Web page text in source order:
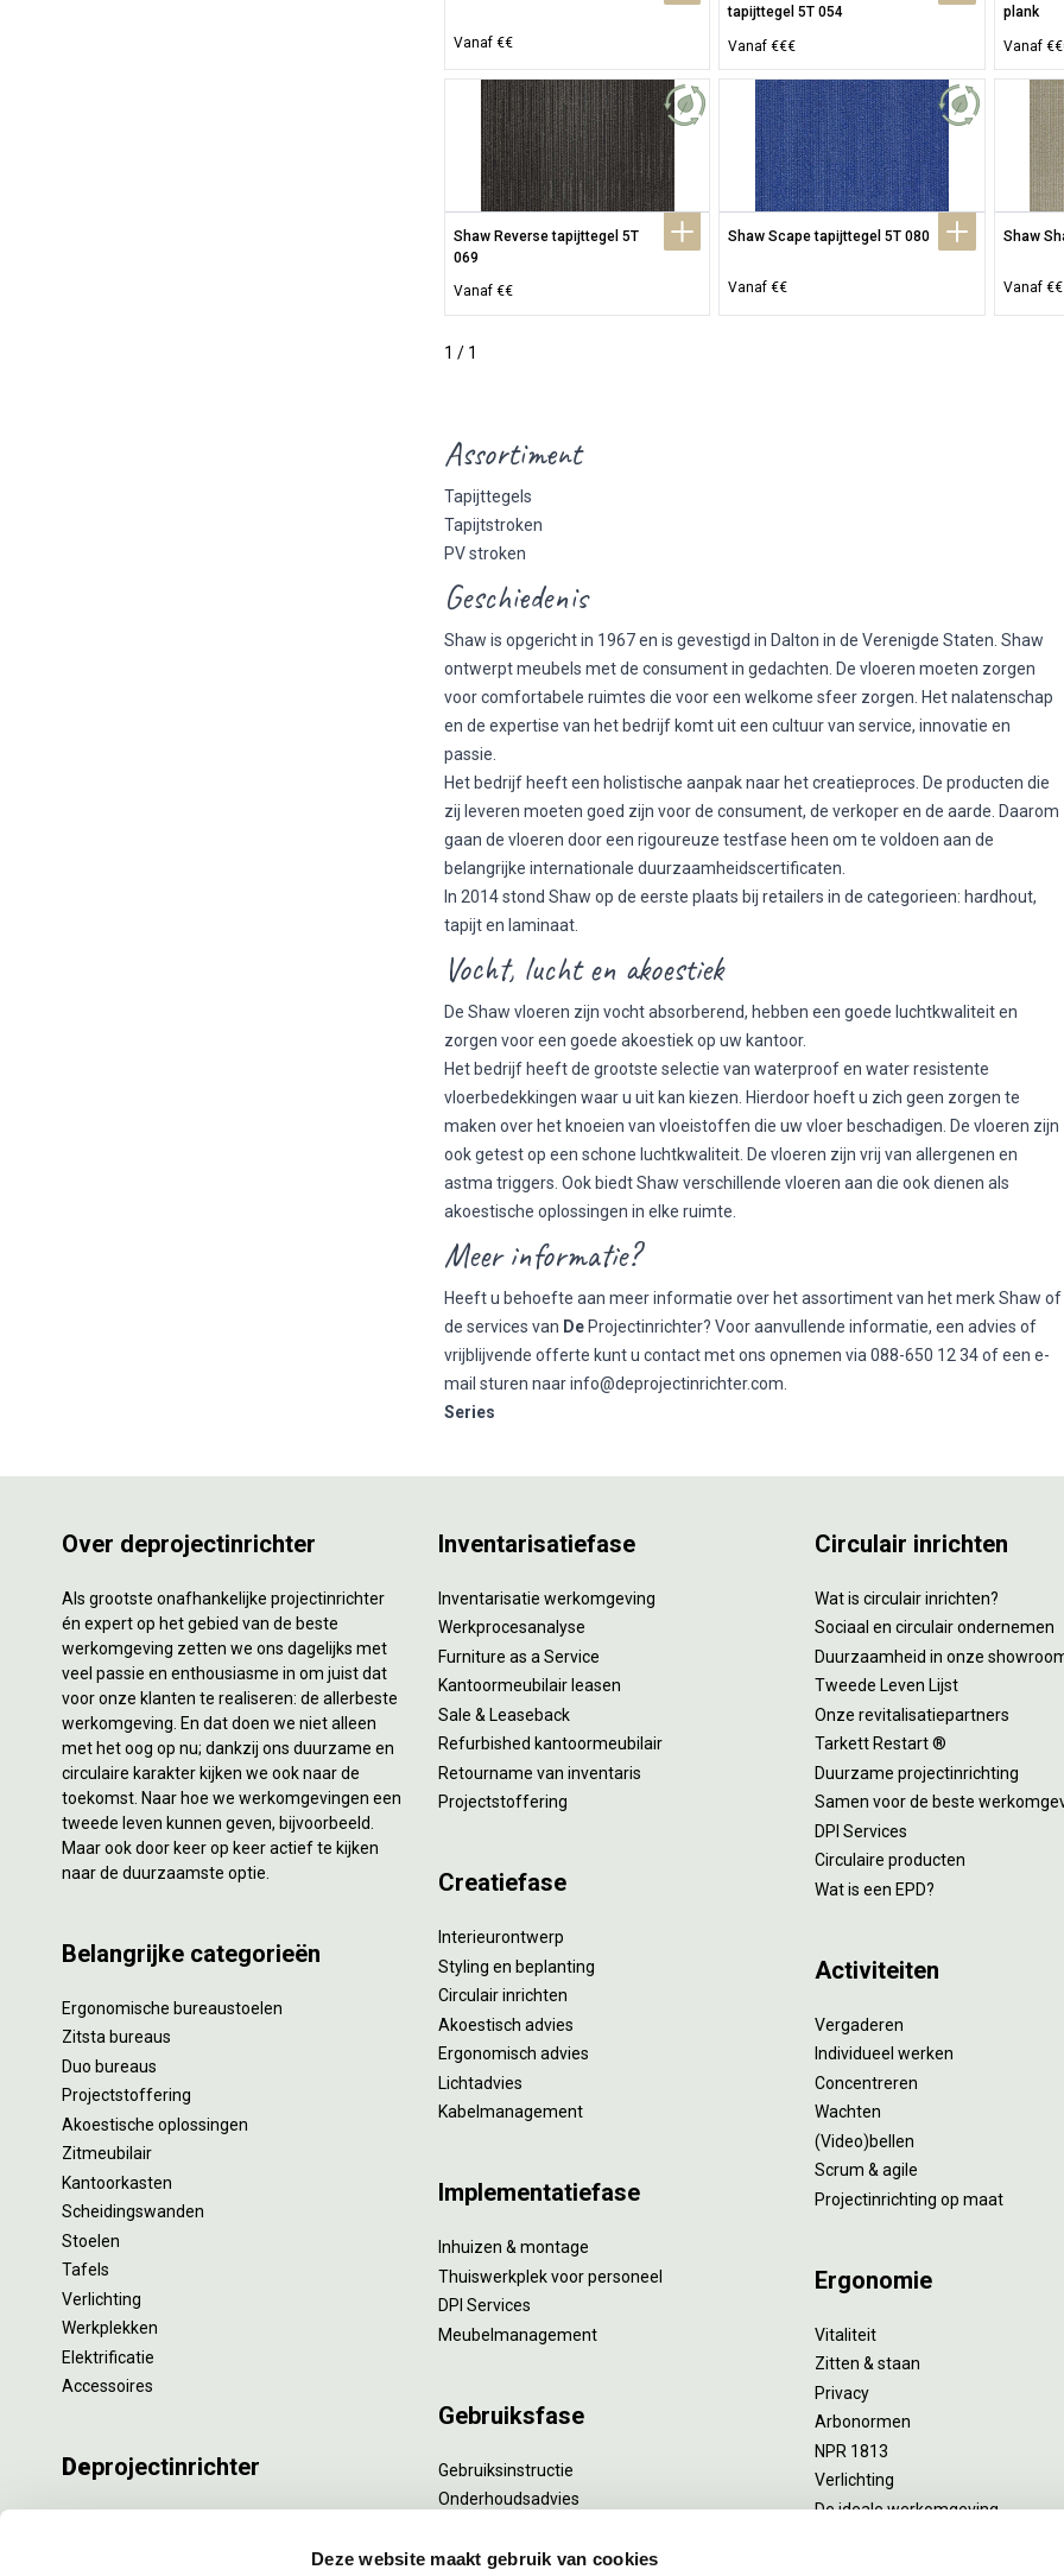
Deze website maakt gebruik van cookies
Vanaf €€
tapijttegel 5T 054
Vanaf €€€
plank
Vanaf
Shaw Reverse tapijttegel 5T
069
Vanaf €€
Shaw Scape tapijttegel 5T 080
Vanaf €€
Shaw
Vanaf €€
1 / 1
Assortiment
Tapijttegels
Tapijtstroken
PV stroken
Geschiedenis
Shaw is opgericht in 1967 en is gevestigd in Dalton in de Verenigde Staten. Shaw
ontwerpt meubels met de consument in gedachten. De vloeren moeten zorgen
voor comfortabele ruimtes die voor een welkome sfeer zorgen. Het nalatenschap
en de expertise van het bedrijf komt uit een cultuur van service, innovatie en
passie.
Het bedrijf heeft een holistische aanpak naar het creatieproces. De producten die
zij leveren moeten goed zijn voor de consument, de verkoper en de aarde. Daarom
gaan de vloeren door een rigoureuze testfase heen om te voldoen aan de
belangrijke internationale duurzaamheidscertificaten.
In 2014 stond Shaw op de eerste plaats bij retailers in de categorieen: hardhout,
tapijt en laminaat.
Vocht, lucht en akoestiek
De Shaw vloeren zijn vocht absorberend, hebben een goede luchtkwaliteit en
zorgen voor een goede akoestiek op uw kantoor.
Het bedrijf heeft de grootste selectie van waterproof en water resistente
vloerbedekkingen waar u uit kan kiezen. Hierdoor hoeft u zich geen zorgen te
maken over het knoeien van vloeistoffen die uw vloer beschadigen. De vloeren zijn
ook getest op een schone luchtkwaliteit. De vloeren zijn vrij van allergenen en
astma triggers. Ook biedt Shaw verschillende vloeren aan die ook dienen als
akoestische oplossingen in elke ruimte.
Meer informatie?
Heeft u behoefte aan meer informatie over het assortiment van het merk Shaw of
de services van DeProjectinrichter? Voor aanvullende informatie, een advies of
vrijblijvende offerte kunt u contact met ons opnemen via 088-650 12 34 of een e-
mail sturen naarinfo@deprojectinrichter.com
Series
Over deprojectinrichter
Als grootste onafhankelijke projectinrichter
én expert op het gebied van de beste
werkomgeving zetten we ons dagelijks met
veel passie en enthousiasme in om juist dat
voor onze klanten te realiseren: de allerbeste
werkomgeving. En dat doen we niet alleen
met het oog op nu; dankzij ons duurzame en
circulaire karakter kijken we ook naar de
toekomst. Naar hoe we werkomgevingen een
tweede leven kunnen geven, bijvoorbeeld.
Maar ook door keer op keer actief te kijken
naar de duurzaamste optie.
Belangrijke categorieën
Ergonomische bureaustoelen
Zitsta bureaus
Duo bureaus
Projectstoffering
Akoestische oplossingen
Zitmeubilair
Kantoorkasten
Scheidingswanden
Stoelen
Tafels
Verlichting
Werkplekken
Elektrificatie
Accessoires
Deprojectinrichter
Inventarisatiefase
Inventarisatie werkomgeving
Werkprocesanalyse
Furniture as a Service
Kantoormeubilair leasen
Sale & Leaseback
Refurbished kantoormeubilair
Retourname van inventaris
Projectstoffering
Creatiefase
Interieurontwerp
Styling en beplanting
Circulair inrichten
Akoestisch advies
Ergonomisch advies
Lichtadvies
Kabelmanagement
Implementatiefase
Inhuizen & montage
Thuiswerkplek voor personeel
DPI Services
Meubelmanagement
Gebruiksfase
Gebruiksinstructie
Onderhoudsadvies
Specialistische reiniging
Circulair inrichten
Wat is circulair inrichten?
Sociaal en circulair ondernemen
Duurzaamheid in onze
Tweede Leven Lijst
Onze revitalisatiepartners
Tarkett Restart ®
Duurzame projectinrichting
Samen voor de beste
DPI Services
Circulaire producten
Wat is een EPD?
Activiteiten
Vergaderen
Individueel werken
Concentreren
Wachten
(Video)bellen
Scrum & agile
Projectinrichting op maat
Ergonomie
Vitaliteit
Zitten & staan
Privacy
Arbonormen
NPR 1813
Verlichting
De ideale werkomgeving